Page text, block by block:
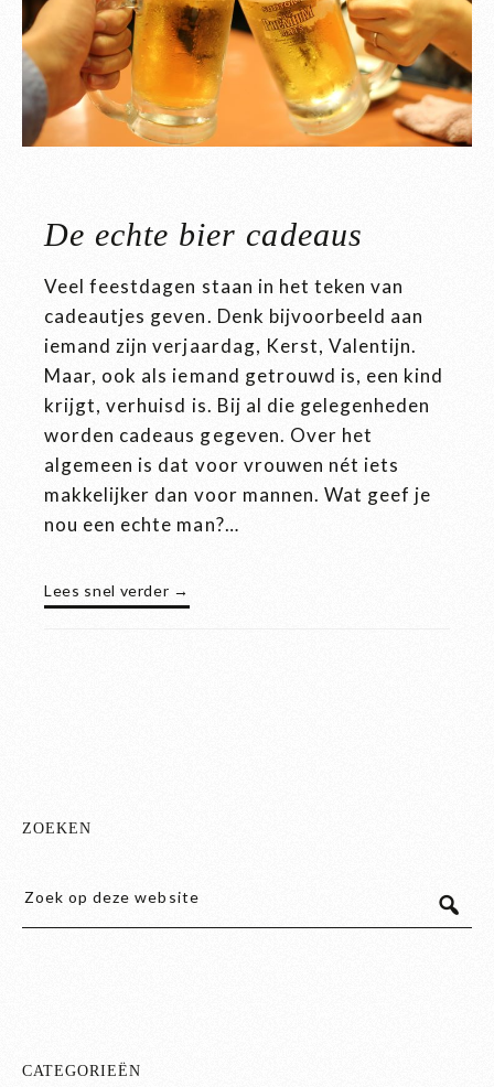
De echte bier cadeaus
Veel feestdagen staan in het teken van
cadeautjes geven. Denk bijvoorbeeld aan
iemand zijn verjaardag, Kerst, Valentijn.
Maar, ook als iemand getrouwd is, een kind
krijgt, verhuisd is. Bij al die gelegenheden
worden cadeaus gegeven. Over het
algemeen is dat voor vrouwen nét iets
makkelijker dan voor mannen. Wat geef je
nou een echte man?…
Lees snel verder →
ZOEKEN
CATEGORIEËN